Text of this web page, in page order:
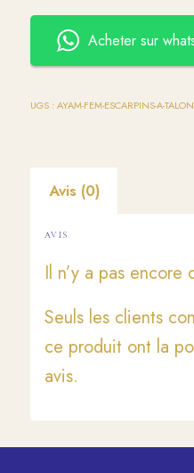
Acheter sur
UGS : AYAM-FEM-ESCARPINS-A-
Avis (0)
AVIS
Il n’y a pas encore
Seuls les clients
ce produit ont la
avis.